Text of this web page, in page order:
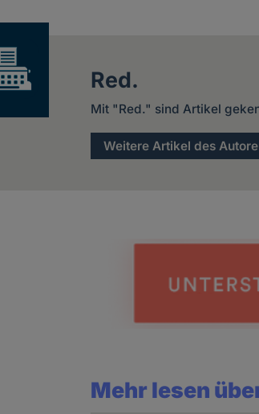
Red.
Mit "Red." sind Artikel
Weitere Artikel des
Mehr lesen